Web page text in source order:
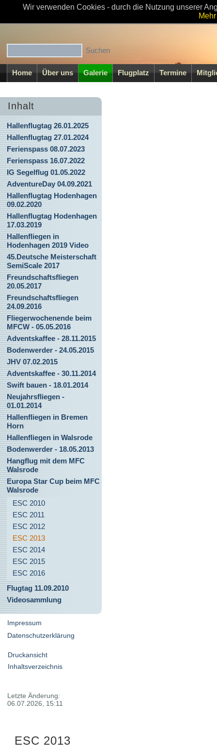
Willkommen beim MFC-Walsrode
Home Über uns Galerie Flugplatz Termine
Inhalt
Hallenflugtag 26.01.2025
Hallenflugtag 27.01.2024
Ferienspass 08.07.2023
Ferienspass 16.07.2022
IG Segelflug 01.05.2022
AdventureDay 04.09.2021
Hallenflugtag Hodenhagen
09.02.2020
Hallenflugtag Hodenhagen
17.03.2019
Hallenfliegen in
Hodenhagen 2019 Video
45.Deutsche Meisterschaft
SemiScale 2017
Freundschaftsfliegen
20.05.2017
Freundschaftsfliegen
24.09.2016
Fliegerwochenende beim
MFCW - 05.05.2016
Adventskaffee - 28.11.2015
Bodenwerder - 24.05.2015
JHV 07.02.2015
Adventskaffee - 30.11.2014
Swift bauen - 18.01.2014
Neujahrsfliegen -
01.01.2014
Hallenfliegen in Bremen
Horn
Hallenfliegen in Walsrode
Bodenwerder - 18.05.2013
Hangflug mit dem MFC
Walsrode
Europa Star Cup beim MFC
Walsrode
ESC 2010
ESC 2011
ESC 2012
ESC 2013
ESC 2014
ESC 2015
ESC 2016
Flugtag 11.09.2010
Videosammlung
Impressum
Datenschutzerklärung
Druckansicht
Inhaltsverzeichnis
Letzte Änderung:
06.07.2026, 15:11
ESC 2013
Wir verwenden Cookies - durch die Nutzung unserer